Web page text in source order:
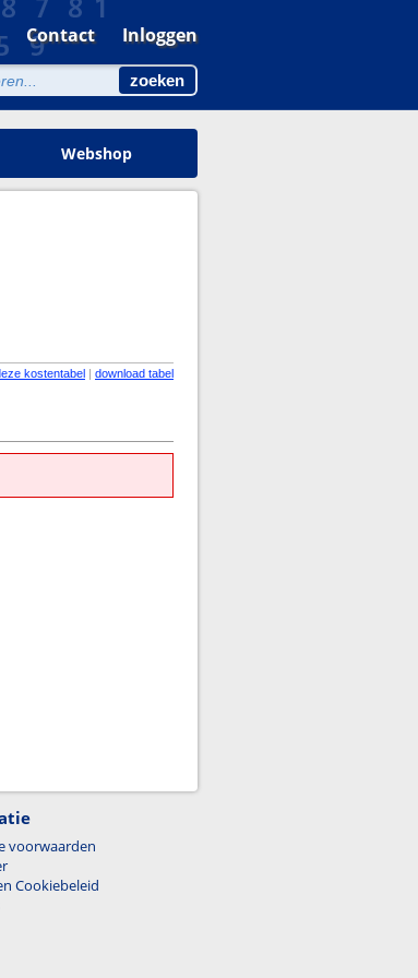
Contact Inloggen
Webshop
kostentabel | download tabel
voorwaarden
Cookiebeleid